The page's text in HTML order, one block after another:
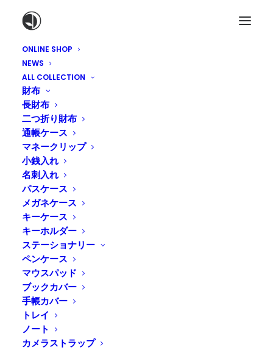
ONLINE SHOP
NEWS
ALL COLLECTION
財布
長財布
二つ折り財布
通帳ケース
マネークリップ
小銭入れ
名刺入れ
パスケース
メガネケース
キーケース
キーホルダー
ステーショナリー
ペンケース
マウスパッド
ブックカバー
手帳カバー
トレイ
ノート
カメラストラップ
父の日のキャンペーン始ま
2015年5月14日 | IN